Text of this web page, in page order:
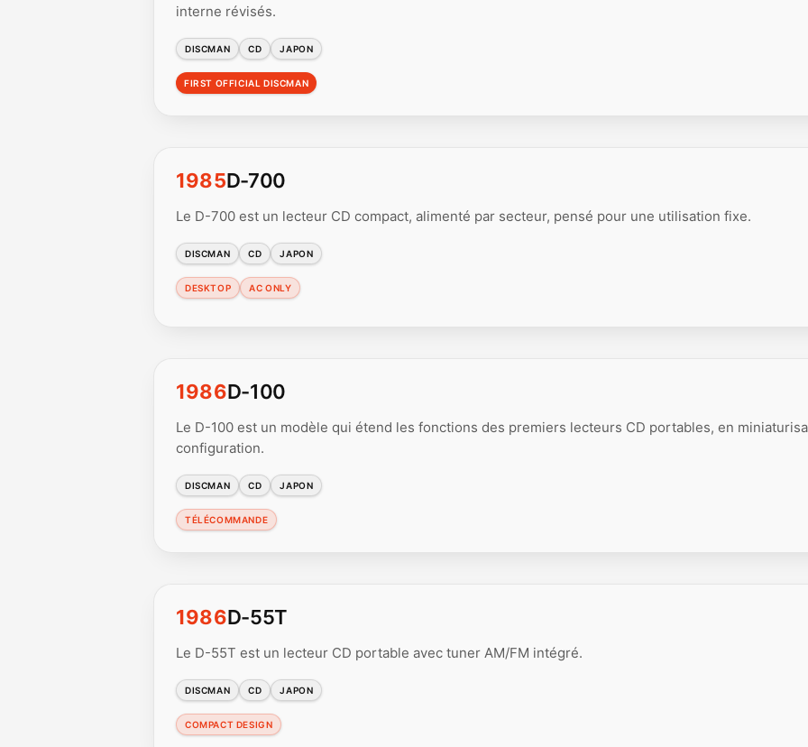
interne révisés.
DISCMAN CD JAPON
FIRST OFFICIAL DISCMAN
1985D-700
Le D-700 est un lecteur CD compact, alimenté par secteur, pensé pour une utilisation fixe.
DISCMAN CD JAPON
DESKTOP AC ONLY
1986D-100
Le D-100 est un modèle qui étend les fonctions des premiers lecteurs CD portables, en
configuration.
DISCMAN CD JAPON
TÉLÉCOMMANDE
1986D-55T
Le D-55T est un lecteur CD portable avec tuner AM/FM intégré.
DISCMAN CD JAPON
COMPACT DESIGN